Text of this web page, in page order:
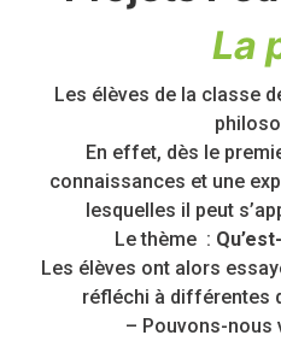
La
Les élèves de la classe
En effet, dès le
connaissances et une
lesquelles il peut
Le thème :
Les élèves ont alors
réfléchi à différentes
– Pouvons-nous